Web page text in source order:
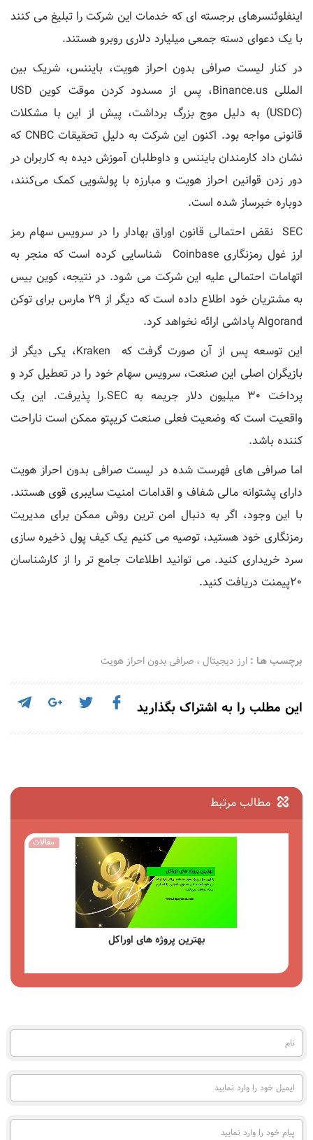
اینفلوئنسرهای برجسته ای که خدمات این شرکت را تبلیغ می کنند
با یک دعوای دسته جمعی میلیارد دلاری روبرو هستند.
در کنار لیست صرافی بدون احراز هویت، بایننس، شریک بین
المللی Binance.us، پس از مسدود کردن موقت کوین USD
(USDC) به دلیل موج بزرگ برداشت، پیش از این با مشکلات
قانونی مواجه بود. اکنون این شرکت به دلیل تحقیقات CNBC که
نشان داد کارمندان بایننس و داوطلبان آموزش دیده به کاربران در
دور زدن قوانین احراز هویت و مبارزه با پولشویی کمک می‌کنند،
دوباره خبرساز شده است.
SEC نقض احتمالی قانون اوراق بهادار را در سرویس سهام رمز
ارز غول رمزنگاری Coinbase شناسایی کرده است که منجر به
اتهامات احتمالی علیه این شرکت می شود. در نتیجه، کوین بیس
به مشتریان خود اطلاع داده است که دیگر از 29 مارس برای توکن
Algorand پاداشی ارائه نخواهد کرد.
این توسعه پس از آن صورت گرفت که Kraken، یکی دیگر از
بازیگران اصلی این صنعت، سرویس سهام خود را در تعطیل کرد و
پرداخت 30 میلیون دلار جریمه به SEC.را پذیرفت. این یک
واقعیت است که وضعیت فعلی صنعت کریپتو ممکن است ناراحت
کننده باشد.
اما صرافی های فهرست شده در لیست صرافی بدون احراز هویت
دارای پشتوانه مالی شفاف و اقدامات امنیت سایبری قوی هستند.
با این وجود، اگر به دنبال امن ترین روش ممکن برای مدیریت
رمزنگاری خود هستید، توصیه می کنیم یک کیف پول ذخیره سازی
سرد خریداری کنید. می توانید اطلاعات جامع تر را از کارشناسان
20پیمنت دریافت کنید.
برچسـب هـا : ارز دیجیتال ، صرافی بدون احراز هویت
این مطلب را به اشتراک بگذارید
مطالب مرتبط
مقالات
بهترین کیف پول سخت افزاری
نام
(به
ایمیل
خود
وارد
نمایید
پیام